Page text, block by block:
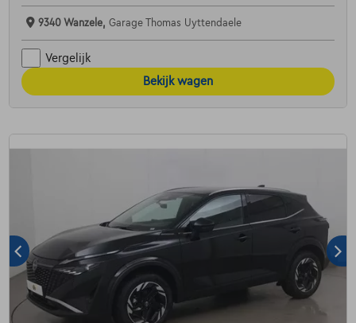
9340 Wanzele, Garage Thomas Uyttendaele
Vergelijk
Bekijk wagen